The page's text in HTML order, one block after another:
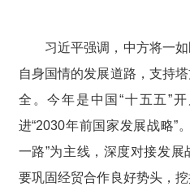
习近平强调，中方将一如
自身国情的发展道路，支持
全。今年是中国“十五五”
进“2030年前国家发展战略”
一路”为主线，深度对接发展
要巩固经贸合作良好势头，